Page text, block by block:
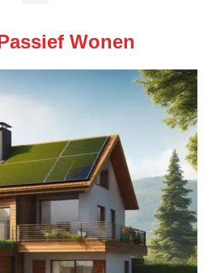
Wonen